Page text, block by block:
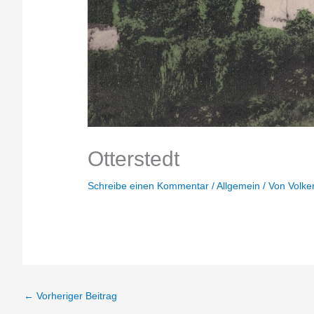
Otterstedt
Schreibe einen Kommentar /Allgemein / Von
← Vorheriger Beitrag